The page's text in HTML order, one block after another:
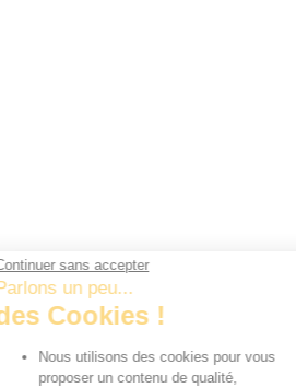
Continuer sans accepter
Parlons un peu...
des Cookies !
Nous utilisons des cookies pour vous
proposer un contenu de qualité,